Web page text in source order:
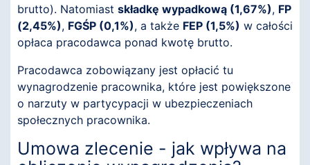
brutto). Natomiast składkę wypadkową (1,67%), FP
(2,45%), FGŚP (0,1%), a także FEP (1,5%) w całości
opłaca pracodawca ponad kwotę brutto.
Pracodawca zobowiązany jest opłacić tu
wynagrodzenie pracownika, które jest powiększone
o narzuty w partycypacji w ubezpieczeniach
społecznych pracownika.
Umowa zlecenie - jak wpływa na